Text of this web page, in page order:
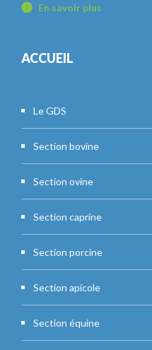
En savoir plus
ACCUEIL
Le GDS
Section bovine
Section ovine
Section caprine
Section porcine
Section apicole
Section équine